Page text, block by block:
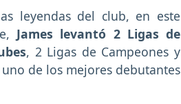
leyendas del club, en este
James levantó 2 Ligas de
, 2 Ligas de Campeones y
de los mejores debutantes